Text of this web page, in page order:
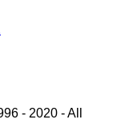
- 2020 - All